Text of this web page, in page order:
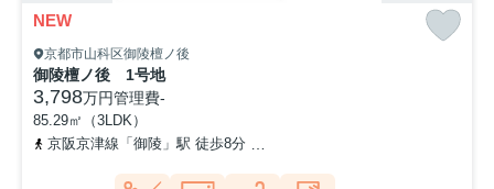
NEW
京都市山科区御陵檀ノ後
御陵檀ノ後 1号地
3,798万円管理費-
85.29㎡（3LDK）
京阪京津線「御陵」駅 徒歩8分